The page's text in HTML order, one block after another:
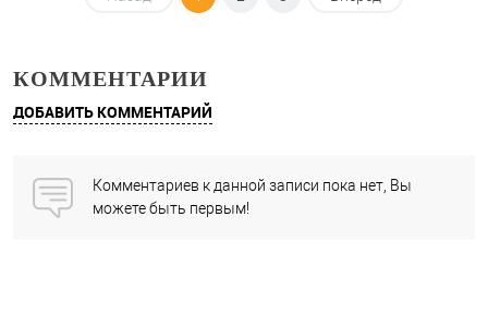
КОММЕНТАРИИ
ДОБАВИТЬ КОММЕНТАРИЙ
Комментариев к данной записи пока нет, Вы
можете быть первым!